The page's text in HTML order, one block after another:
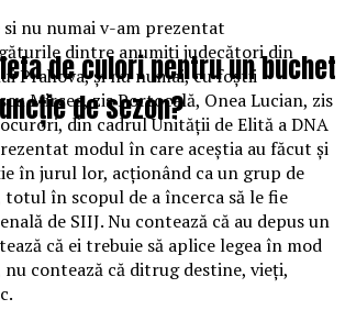
nu numai v-am prezentat
dintre anumiți judecători din
Prahova, și nu numai, cu foștii
Mircea, zis Portocală, Onea Lucian, zis
din cadrul Unității de Elită a DNA
modul în care aceștia au făcut și
în jurul lor, acționând ca un grup de
în scopul de a încerca să le fie
de SIIJ. Nu contează că au depus un
că ei trebuie să aplice legea în mod
contează că ditrug destine, vieți,
de culori pentru un buchet
de sezon?